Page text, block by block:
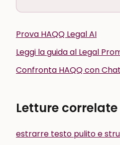
Prova HAQQ Legal AI
Leggi la guida al Legal
Confronta HAQQ con
Letture correlate
estrarre testo pulito e